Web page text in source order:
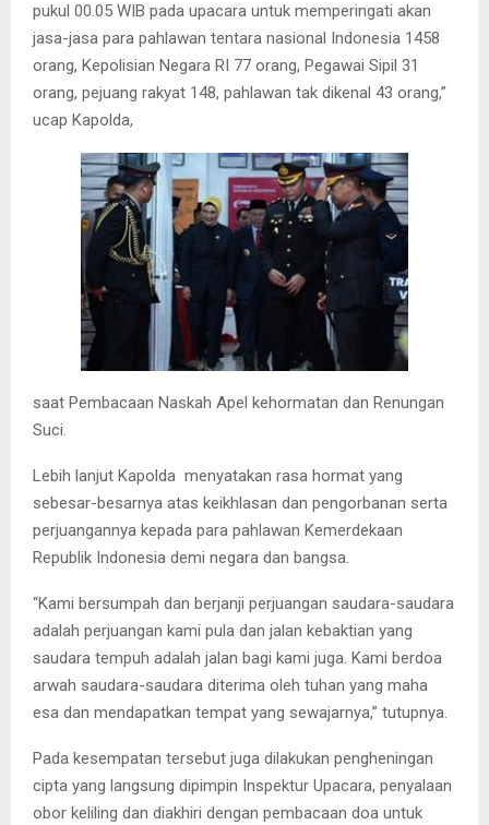
pukul 00.05 WIB pada upacara untuk memperingati akan
jasa-jasa para pahlawan tentara nasional Indonesia 1458
orang, Kepolisian Negara RI 77 orang, Pegawai Sipil 31
orang, pejuang rakyat 148, pahlawan tak dikenal 43 orang,”
ucap Kapolda,
saat Pembacaan Naskah Apel kehormatan dan Renungan
Suci.
Lebih lanjut Kapolda menyatakan rasa hormat yang
sebesar-besarnya atas keikhlasan dan pengorbanan serta
perjuangannya kepada para pahlawan Kemerdekaan
Republik Indonesia demi negara dan bangsa.
“Kami bersumpah dan berjanji perjuangan saudara-saudara
adalah perjuangan kami pula dan jalan kebaktian yang
saudara tempuh adalah jalan bagi kami juga. Kami berdoa
arwah saudara-saudara diterima oleh tuhan yang maha
esa dan mendapatkan tempat yang sewajarnya,” tutupnya.
Pada kesempatan tersebut juga dilakukan pengheningan
cipta yang langsung dipimpin Inspektur Upacara, penyalaan
obor keliling dan diakhiri dengan pembacaan doa untuk